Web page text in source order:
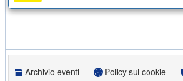
Archivio eventi Policy sui cookie